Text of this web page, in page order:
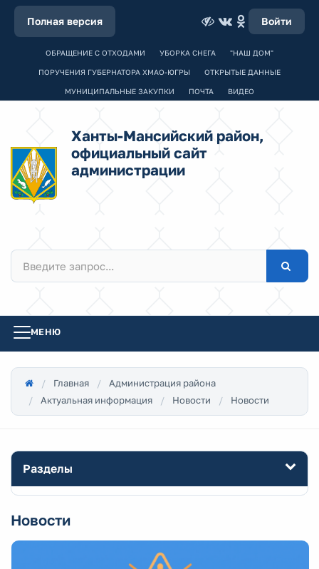
Полная версия Войти
ОБРАЩЕНИЕ С ОТХОДАМИ УБОРКА СНЕГА "НАШ ДОМ"
ПОРУЧЕНИЯ ГУБЕРНАТОРА ХМАО-ЮГРЫ ОТКРЫТЫЕ ДАННЫЕ
МУНИЦИПАЛЬНЫЕ ЗАКУПКИ ПОЧТА ВИДЕО
Ханты-Мансийский район,
официальный сайт
администрации
МЕНЮ
Главная
Администрация района
Актуальная информация
Новости Новости
Разделы
Новости